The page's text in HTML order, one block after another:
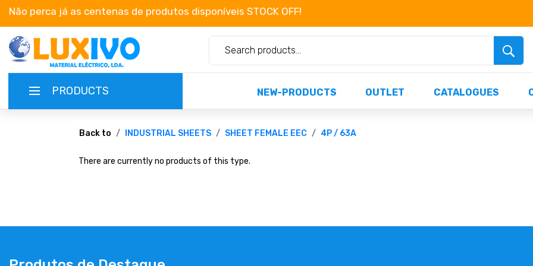
Não perca já as centenas de produtos disponíveis STOCK OFF! Não perca já as centenas de produtos
PRODUCTS NEW-PRODUCTS OUTLET CATALOGUES
NEW-PRODUCTS
TERMS OF SERVICE
CAMPAIGNS
Back to INDUSTRIAL SHEETS SHEET FEMALE EEC 4P / 63A
There are currently no products of this type.